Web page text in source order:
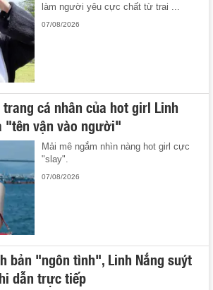
làm người yêu cực chất từ trai ...
07/08/2026
cá nhân của hot girl Linh
"tên vận vào người"
Mải mê ngắm nhìn nàng hot girl cực
"slay".
07/08/2026
bản "ngôn tình", Linh Nắng suýt
dẫn trực tiếp